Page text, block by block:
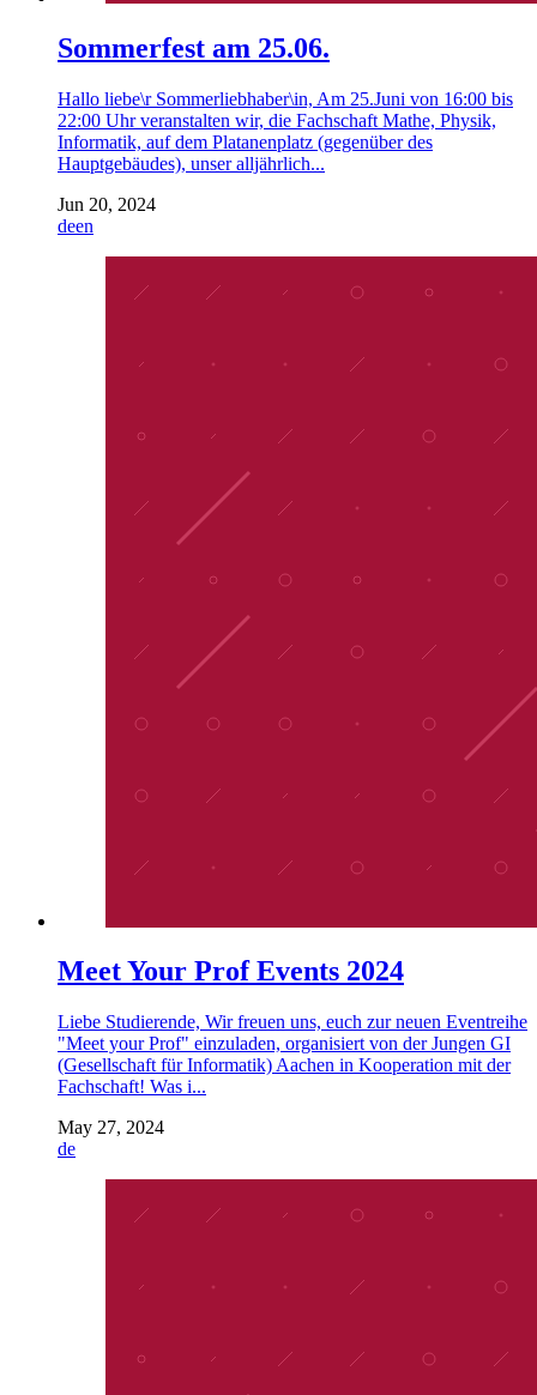
Sommerfest am 25.06.
Hallo liebe\r Sommerliebhaber\in, Am 25.Juni von 16:00 bis
22:00 Uhr veranstalten wir, die Fachschaft Mathe, Physik,
Informatik, auf dem Platanenplatz (gegenüber des
Hauptgebäudes), unser alljährlich...
Jun 20, 2024
deen
Meet Your Prof Events 2024
Liebe Studierende, Wir freuen uns, euch zur neuen Eventreihe
"Meet your Prof" einzuladen, organisiert von der Jungen GI
(Gesellschaft für Informatik) Aachen in Kooperation mit der
Fachschaft! Was i...
May 27, 2024
de